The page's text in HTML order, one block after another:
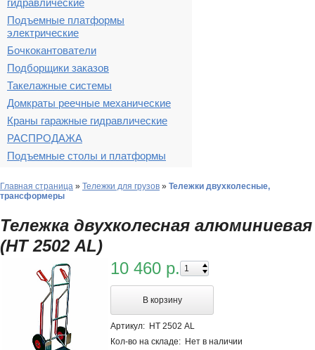
гидравлические
Подъемные платформы
электрические
Бочкокантователи
Подборщики заказов
Такелажные системы
Домкраты реечные механические
Краны гаражные гидравлические
РАСПРОДАЖА
Подъемные столы и платформы
Главная страница » Тележки для грузов » Тележки двухколесные,
трансформеры
Тележка двухколесная алюминиевая
(НТ 2502 AL)
10 460 р.
В корзину
Артикул: НТ 2502 AL
Кол-во на складе: Нет в наличии